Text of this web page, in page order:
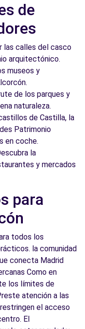
de
las calles del casco
arquitectónico.
museos y
de los parques y
naturaleza.
de Castilla, la
Patrimonio
en coche.
la
y mercados
para
todos los
la comunidad
conecta Madrid
Como en
los límites de
atención a las
el acceso
El